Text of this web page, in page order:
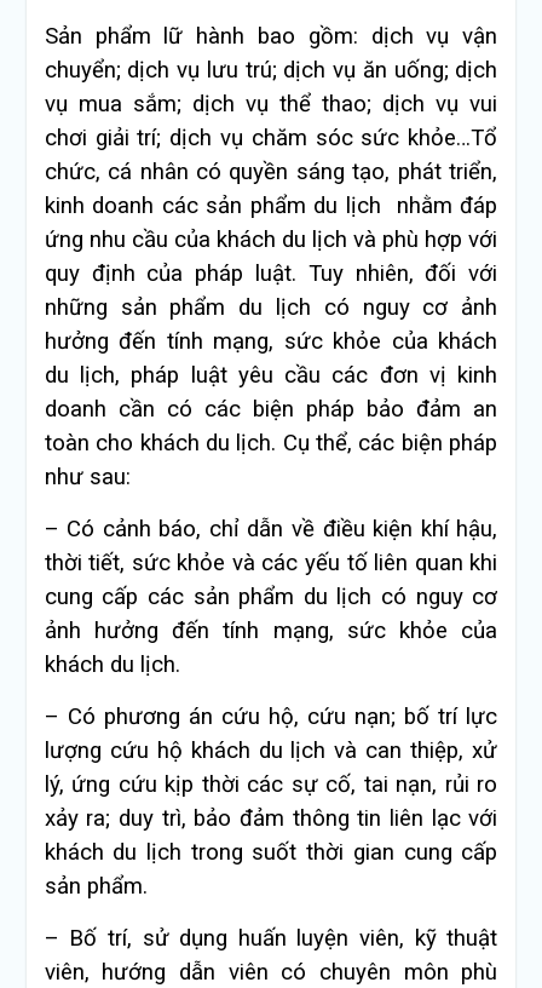
Sản phẩm lữ hành bao gồm: dịch vụ vận
chuyển; dịch vụ lưu trú; dịch vụ ăn uống; dịch
vụ mua sắm; dịch vụ thể thao; dịch vụ vui
chơi giải trí; dịch vụ chăm sóc sức khỏe…Tổ
chức, cá nhân có quyền sáng tạo, phát triển,
kinh doanh các sản phẩm du lịch nhằm đáp
ứng nhu cầu của khách du lịch và phù hợp với
quy định của pháp luật. Tuy nhiên, đối với
những sản phẩm du lịch có nguy cơ ảnh
hưởng đến tính mạng, sức khỏe của khách
du lịch, pháp luật yêu cầu các đơn vị kinh
doanh cần có các biện pháp bảo đảm an
toàn cho khách du lịch. Cụ thể, các biện pháp
như sau:
– Có cảnh báo, chỉ dẫn về điều kiện khí hậu,
thời tiết, sức khỏe và các yếu tố liên quan khi
cung cấp các sản phẩm du lịch có nguy cơ
ảnh hưởng đến tính mạng, sức khỏe của
khách du lịch.
– Có phương án cứu hộ, cứu nạn; bố trí lực
lượng cứu hộ khách du lịch và can thiệp, xử
lý, ứng cứu kịp thời các sự cố, tai nạn, rủi ro
xảy ra; duy trì, bảo đảm thông tin liên lạc với
khách du lịch trong suốt thời gian cung cấp
sản phẩm.
– Bố trí, sử dụng huấn luyện viên, kỹ thuật
viên, hướng dẫn viên có chuyên môn phù